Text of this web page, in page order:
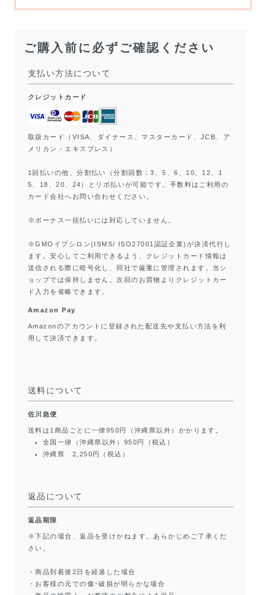
ご購入前に必ずご確認ください
支払い方法について
クレジットカード
取扱カード（VISA、ダイナース、マスターカード、JCB、ア
メリカン・エキスプレス）
1回払いの他、分割払い（分割回数：3、5、6、10、12、1
5、18、20、24）とリボ払いが可能です。手数料はご利用の
カード会社へお問い合わせください。
※ボーナス一括払いには対応していません。
※GMOイプシロン(ISMS/ ISO27001認証企業)が決済代行し
ます。安心してご利用できるよう、クレジットカード情報は
送信される際に暗号化し、同社で厳重に管理されます。当シ
ョップでは保持しません。次回のお買物よりクレジットカー
ド入力を省略できます。
Amazon Pay
Amazonのアカウントに登録された配送先や支払い方法を利
用して決済できます。
送料について
佐川急便
送料は1商品ごとに一律950円（沖縄県以外）かかります。
全国一律（沖縄県以外）950円（税込）
沖縄県 2,250円（税込）
返品について
返品期限
※下記の場合、返品を受けかねます。あらかじめご了承くだ
さい。
・商品到着後2日を経過した場合
・お客様の元での傷･破損が明らかな場合